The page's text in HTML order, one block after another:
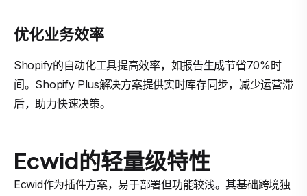
优化业务效率
Shopify的自动化工具提高效率，如报告生成节省70%时
间。Shopify Plus解决方案提供实时库存同步，减少运营滞
后，助力快速决策。
Ecwid的轻量级特性
Ecwid作为插件方案，易于部署但功能较浅。其基础跨境独